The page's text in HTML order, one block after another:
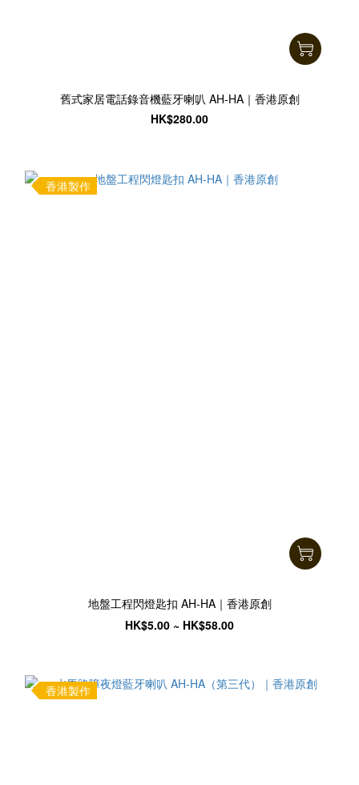
舊式家居電話錄音機藍牙喇叭 AH-HA｜香港原創
HK$280.00
香港製作
地盤工程閃燈匙扣 AH-HA｜香港原創
HK$5.00 ~ HK$58.00
香港製作